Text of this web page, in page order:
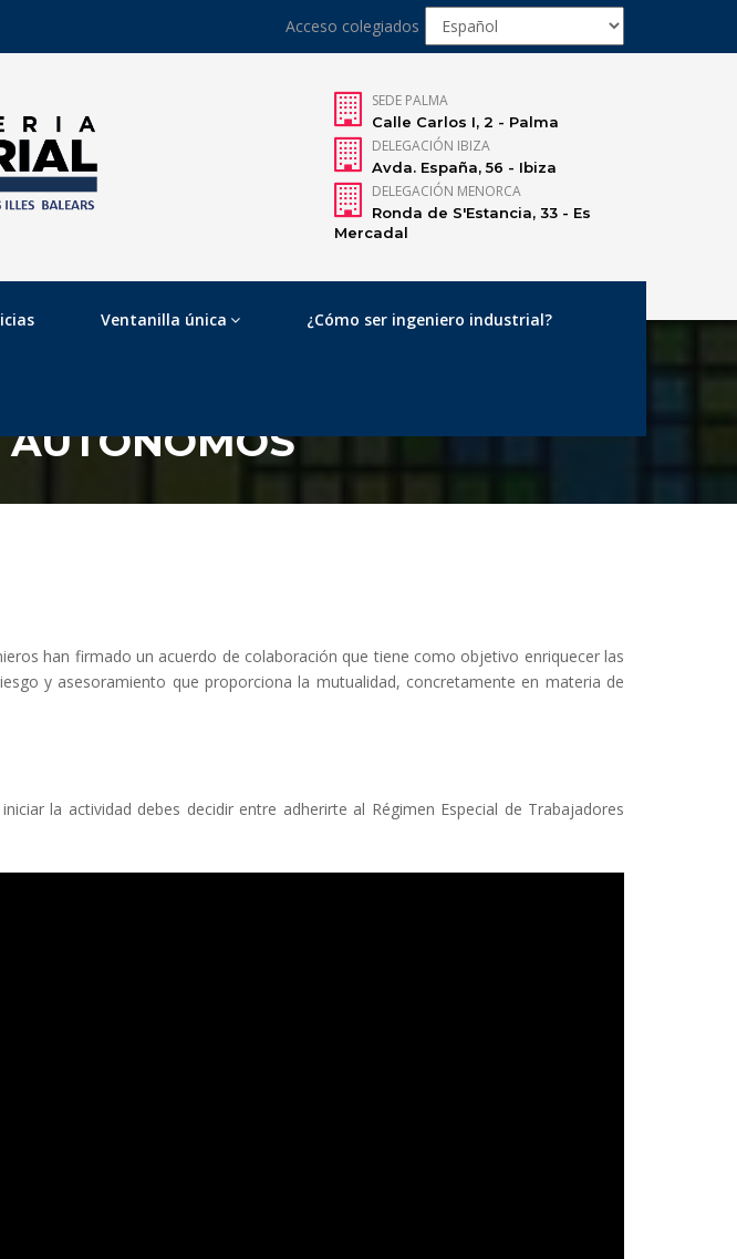
Acceso colegiados
SEDE PALMA
Calle Carlos I, 2 - Palma
DELEGACIÓN IBIZA
Avda. España, 56 - Ibiza
DELEGACIÓN MENORCA
Ronda de S'Estancia, 33 - Es
Mercadal
Ventanilla única ¿Cómo ser ingeniero industrial?
han firmado un acuerdo de colaboración que tiene como objetivo enriquecer las
y asesoramiento que proporciona la mutualidad, concretamente en materia de
la actividad debes decidir entre adherirte al Régimen Especial de Trabajadores